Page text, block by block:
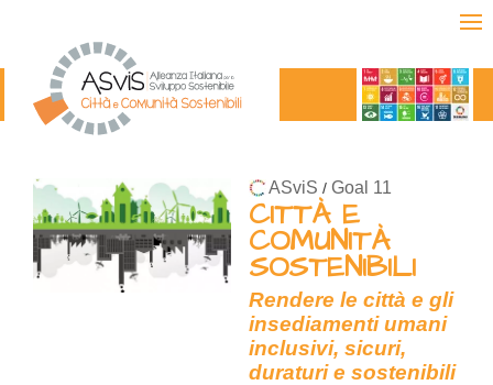
ASviS / Goal 11
CITTÀ E
COMUNITÀ
SOSTENIBILI
Rendere le città e gli
insediamenti umani
inclusivi, sicuri,
duraturi e sostenibili